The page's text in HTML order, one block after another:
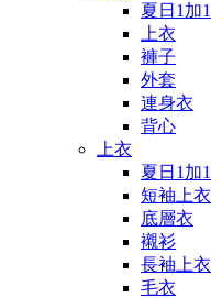
夏日1加1
上衣
褲子
外套
連身衣
背心
上衣
夏日1加1
短袖上衣
底層衣
襯衫
長袖上衣
毛衣